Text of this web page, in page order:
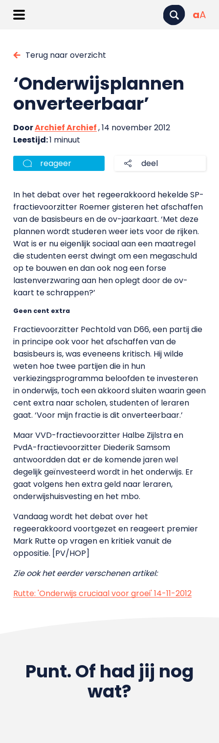
aA
Terug naar overzicht
‘Onderwijsplannen
onverteerbaar’
DoorArchief Archief, 14 november 2012
Leestijd:1 minuut
reageer deel
In het debat over het regeerakkoord hekelde SP-
fractievoorzitter Roemer gisteren het afschaffen
van de basisbeurs en de ov-jaarkaart. ‘Met deze
plannen wordt studeren weer iets voor de rijken.
Wat is er nu eigenlijk sociaal aan een maatregel
die studenten eerst dwingt om een megaschuld
op te bouwen en dan ook nog een forse
lastenverzwaring aan hen oplegt door de ov-
kaart te schrappen?’
Geen cent extra
Fractievoorzitter Pechtold van D66, een partij die
in principe ook voor het afschaffen van de
basisbeurs is, was eveneens kritisch. Hij wilde
weten hoe twee partijen die in hun
verkiezingsprogramma beloofden te investeren
in onderwijs, toch een akkoord sluiten waarin geen
cent extra naar scholen, studenten of leraren
gaat. ‘Voor mijn fractie is dit onverteerbaar.’
Maar VVD-fractievoorzitter Halbe Zijlstra en
PvdA-fractievoorzitter Diederik Samsom
antwoordden dat er de komende jaren wel
degelijk geïnvesteerd wordt in het onderwijs. Er
gaat volgens hen extra geld naar leraren,
onderwijshuisvesting en het mbo.
Vandaag wordt het debat over het
regeerakkoord voortgezet en reageert premier
Mark Rutte op vragen en kritiek vanuit de
oppositie. [PV/HOP]
Zie ook het eerder verschenen artikel:
Rutte: 'Onderwijs cruciaal voor groei' 14-11-2012
Punt. Of had jij nog
wat?